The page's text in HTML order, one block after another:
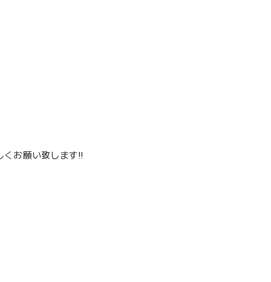
お願い致します‼️